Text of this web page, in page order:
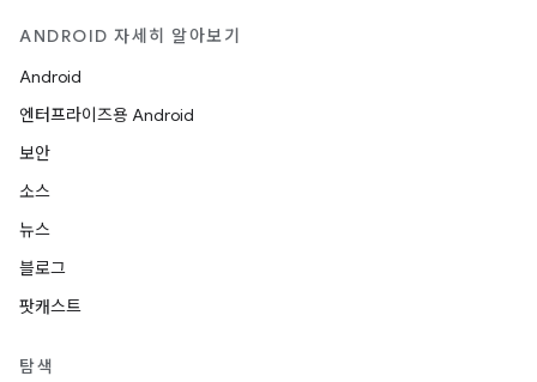
ANDROID 자세히 알아보기
Android
엔터프라이즈용 Android
보안
소스
뉴스
블로그
팟캐스트
탐색